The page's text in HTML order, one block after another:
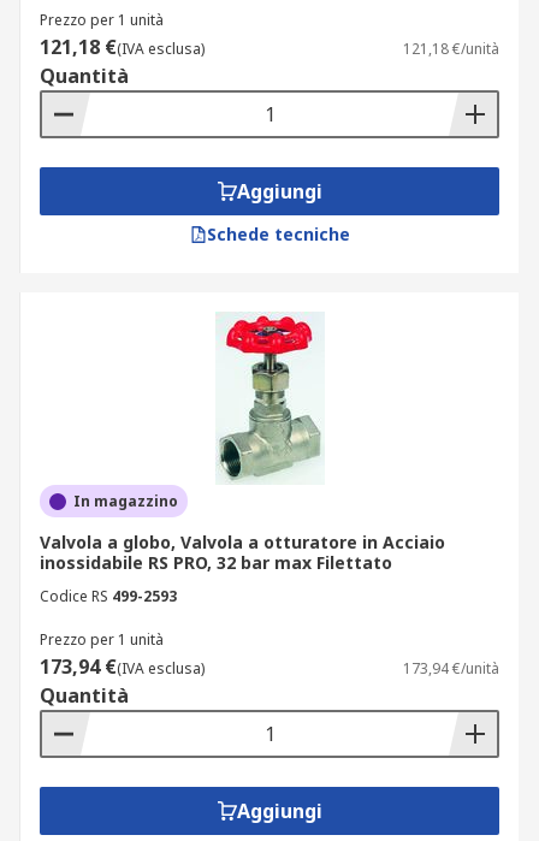
Prezzo per 1 unità
121,18 €(IVA esclusa) 121,18 €/unità
Quantità
Aggiungi
Schede tecniche
In magazzino
Valvola a globo, Valvola a otturatore in Acciaio
inossidabile RS PRO, 32 bar max Filettato
Codice RS 499-2593
Prezzo per 1 unità
173,94 €(IVA esclusa) 173,94 €/unità
Quantità
Aggiungi